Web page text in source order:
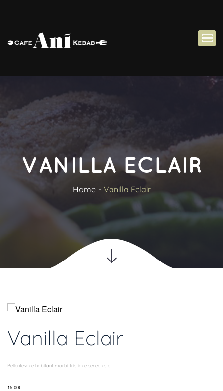
VANILLA ECLAIR
Home Vanilla Eclair
Vanilla Eclair
Pellentesque habitant morbi tristique senectus et ...
15.00€